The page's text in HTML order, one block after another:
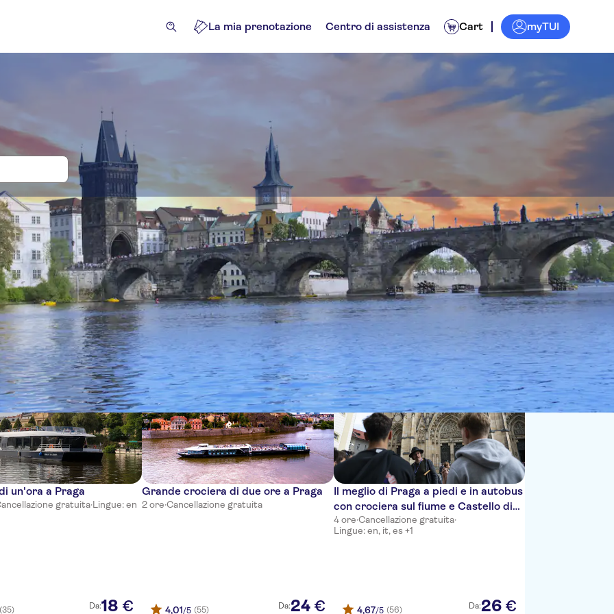
La mia prenotazione Centro di assistenza Cart myTUI
d'ingresso e tour per Moldava
Escursioni e tour in giornata Attrazioni e tour guidati Biglietti ed eventi
Sort by:
un'ora a Praga
gratuita·Lingue: en
(35) Da:18 €
Grande crociera di due ore a Praga
2 ore·Cancellazione gratuita
4,01/5 (55) Da:24 €
Il meglio di Praga a piedi e in autobus
con crociera sul fiume e Castello di
Praga
4 ore·Cancellazione gratuita·
Lingue: en, it, es +1
4,67/5 (56) Da:26 €